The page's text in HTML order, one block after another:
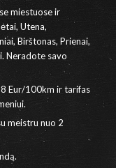
miestuose ir
Utena,
Birštonas, Prienai,
Neradote savo
Eur/100km ir tarifas
meistru nuo 2